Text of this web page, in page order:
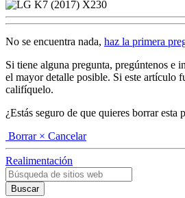
No se encuentra nada, haz la primera
Si tiene alguna pregunta, pregúntenos e
el mayor detalle posible. Si este artículo
califíquelo.
¿Estás seguro de que quieres borrar esta
Borrar × Cancelar
Realimentación